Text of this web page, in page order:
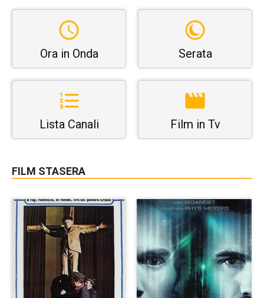
Ora in Onda Serata
Lista Canali Film in Tv
FILM STASERA